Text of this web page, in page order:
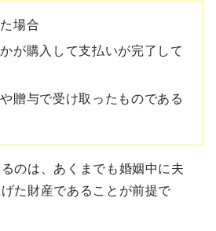
場合
が購入して支払いが完了して
贈与で受け取ったものである
のは、あくまでも婚姻中に夫
た財産であることが前提で